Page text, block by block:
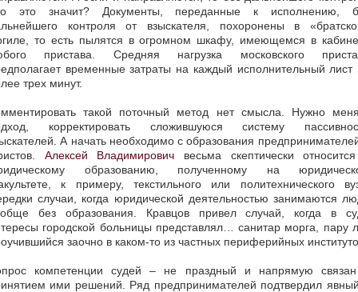
это значит? Документы, переданные к исполнению,
контроля от взыскателя, похоронены в
то есть пылятся в огромном шкафу, имеющемся в
пристава. Средняя нагрузка московского
временные затраты на каждый исполнительный лист
трех минут.
такой поточный метод нет смысла. Нужно
корректировать сложившуюся систему
А начать необходимо с образования
Алексей Владимирович весьма скептически
образованию, полученному на
к примеру, текстильного или политехнического
случаи, когда юридической деятельностью занимаются
без образования. Кравцов привел случай, когда в
городской больницы представлял… санитар морга, пару
заочно в каком-то из частных периферийных
компетенции судей – не праздный и напрямую
ими решений. Ряд предпринимателей подтвердил